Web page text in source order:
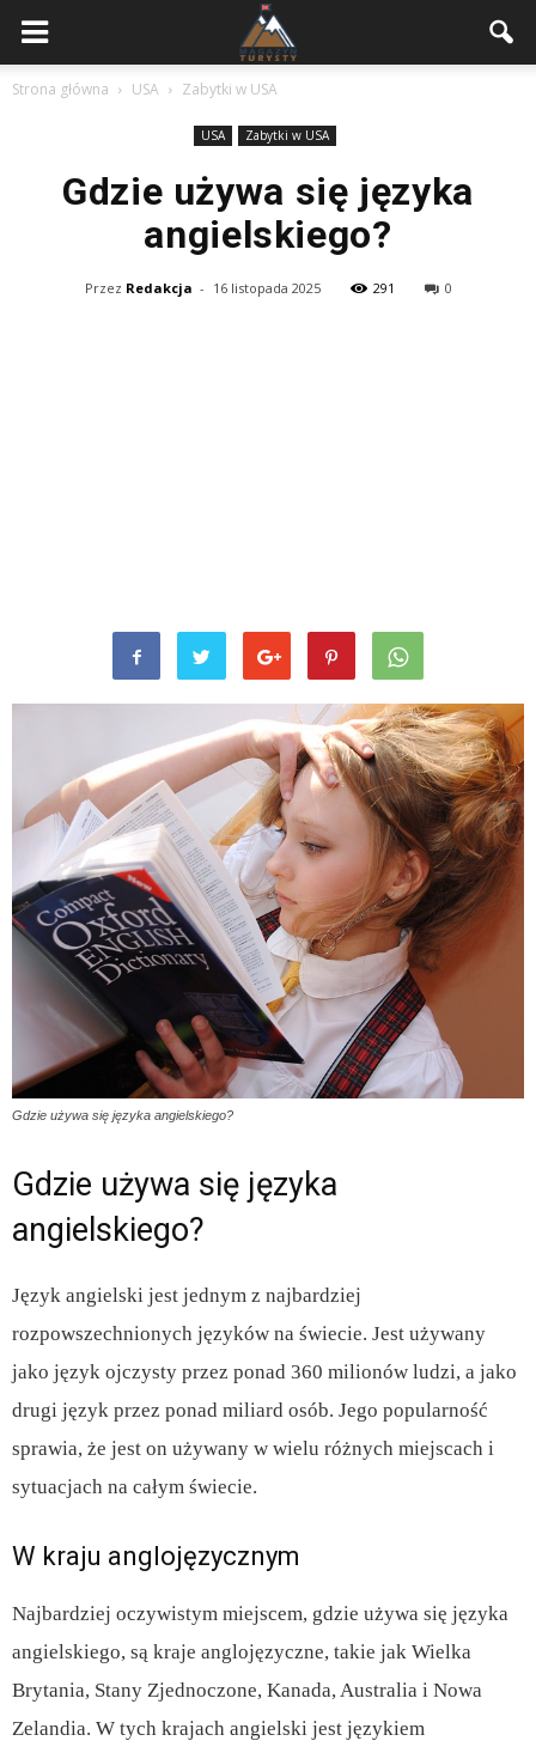
Strona główna USA Zabytki w USA
USA Zabytki w USA
Gdzie używa się języka
angielskiego?
Przez Redakcja - 16 listopada 2025 291 0
Gdzie używa się języka angielskiego?
Gdzie używa się języka
angielskiego?
Język angielski jest jednym z najbardziej
rozpowszechnionych języków na świecie. Jest używany
jako język ojczysty przez ponad 360 milionów ludzi, a jako
drugi język przez ponad miliard osób. Jego popularność
sprawia, że jest on używany w wielu różnych miejscach i
sytuacjach na całym świecie.
W kraju anglojęzycznym
Najbardziej oczywistym miejscem, gdzie używa się języka
angielskiego, są kraje anglojęzyczne, takie jak Wielka
Brytania, Stany Zjednoczone, Kanada, Australia i Nowa
Zelandia. W tych krajach angielski jest językiem